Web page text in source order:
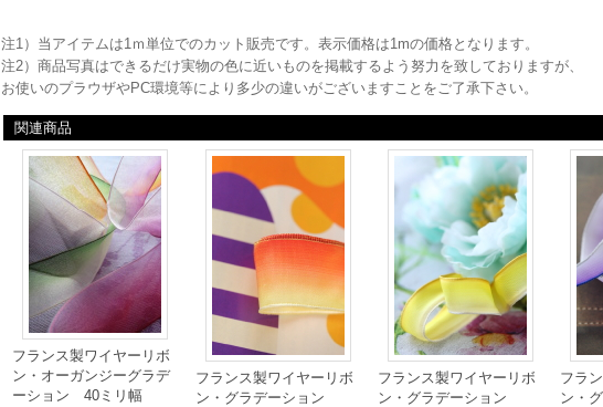
注1）当アイテムは1ｍ単位でのカット販売です。表示価格は1mの価格となります。
注2）商品写真はできるだけ実物の色に近いものを掲載するよう努力を致しておりますが、
お使いのプラウザやPC環境等により多少の違いがございますことをご了承下さい。
関連商品
フランス製ワイヤーリボ
ン・オーガンジーグラデ
ーション 40ミリ幅
フランス製ワイヤーリボ
ン・グラデーション
フランス製ワイヤーリボ
ン・グラデーション
フラ
ン・